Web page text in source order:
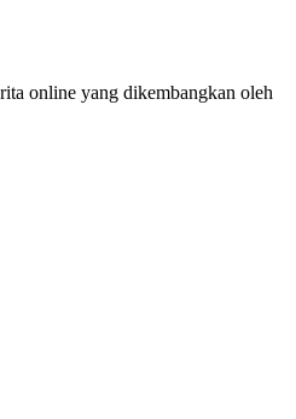
online yang dikembangkan oleh